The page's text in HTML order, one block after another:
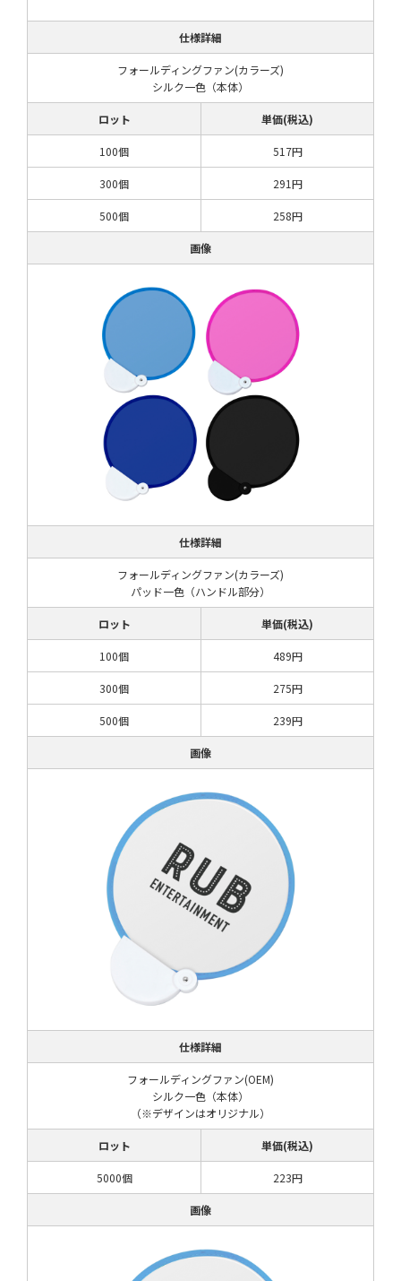
仕様詳細
フォールディングファン(カラーズ)
シルク一色（本体）
ロット 単価(税込)
100個 517円
300個 291円
500個 258円
画像
仕様詳細
フォールディングファン(カラーズ)
パッド一色（ハンドル部分）
ロット 単価(税込)
100個 489円
300個 275円
500個 239円
画像
仕様詳細
フォールディングファン(OEM)
シルク一色（本体）
（※デザインはオリジナル）
ロット 単価(税込)
5000個 223円
画像